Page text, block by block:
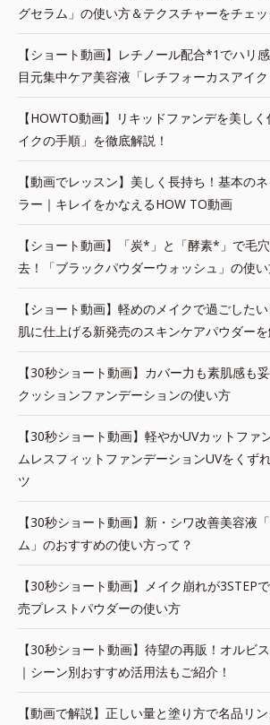
グセラム」の使い方＆テクスチャーをチェッ
【ショート動画】レチノール配合*1でハリ
目元集中ケア美容液「レチフォーカスアイク
【HOWTO動画】リキッドファンデを美し
イクの手順」を徹底解説！
【動画でレッスン】美しく長持ち！基本の
ラー｜キレイをかなえるHOW TO動画
【ショート動画】「炭*」と「酵素*」で毛
去！「ブラックパウダーウォッシュ」の使
【ショート動画】軽めのメイクで過ごした
肌に仕上げる新発売のスキンケアパウダー
【30秒ショート動画】カバー力も素肌感も
クッションファンデーションの使い方
【30秒ショート動画】軽やかUVカットファ
ムレスフィットファンデーションUVをくず
ツ
【30秒ショート動画】新・シワ改善美容液
ム」のおすすめの使い方って？
【30秒ショート動画】メイク崩れが3STEP
売プレストパウダーの使い方
【30秒ショート動画】待望の再販！オルビ
｜シーン別おすすめ活用法もご紹介！
【動画で解説】正しい量と塗り方で名品リ